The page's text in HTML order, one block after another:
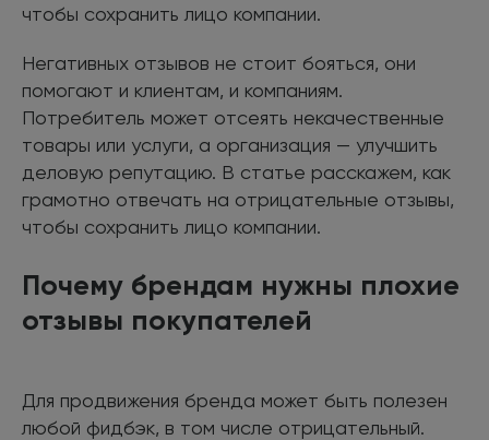
чтобы сохранить лицо компании.
Негативных отзывов не стоит бояться, они
помогают и клиентам, и компаниям.
Потребитель может отсеять некачественные
товары или услуги, а организация — улучшить
деловую репутацию. В статье расскажем, как
грамотно отвечать на отрицательные отзывы,
чтобы сохранить лицо компании.
Почему брендам нужны плохие
отзывы покупателей
Для продвижения бренда может быть полезен
любой фидбэк, в том числе отрицательный.